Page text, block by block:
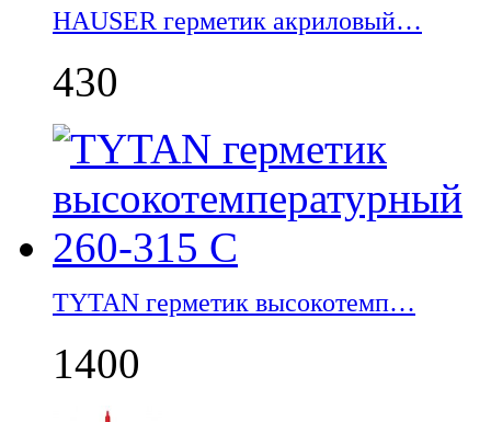
НАUSER герметик акриловый…
430
TYTAN герметик высокотемп…
1400